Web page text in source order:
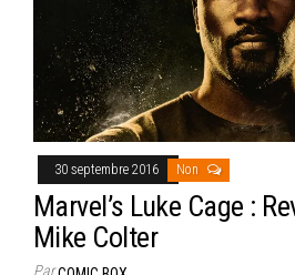
30 septembre 2016 Non
Marvel’s Luke Cage :
Mike Colter
Par